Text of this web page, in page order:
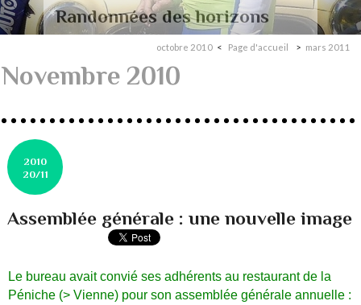
Randonnées des horizons
octobre 2010 Page d'accueil mars 2011
Novembre 2010
2010
20/11
Assemblée générale : une nouvelle image
Le bureau avait convié ses adhérents au restaurant de la
Péniche (> Vienne) pour son assemblée générale annuelle :